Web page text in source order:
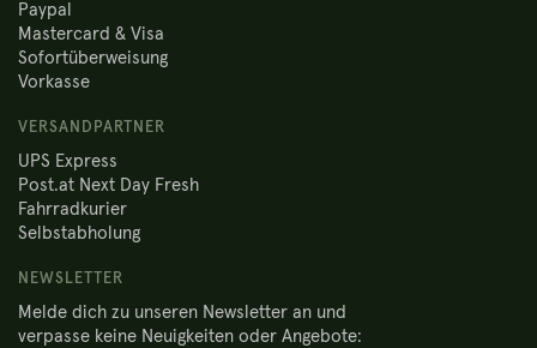
Paypal
Mastercard & Visa
Sofortüberweisung
Vorkasse
VERSANDPARTNER
UPS Express
Post.at Next Day Fresh
Fahrradkurier
Selbstabholung
NEWSLETTER
Melde dich zu unseren Newsletter an und
verpasse keine Neuigkeiten oder Angebote: